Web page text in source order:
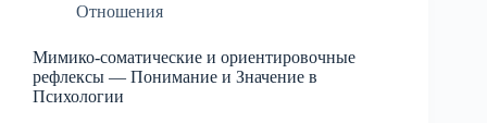
Отношения
Мимико-соматические и ориентировочные
рефлексы — Понимание и Значение в
Психологии